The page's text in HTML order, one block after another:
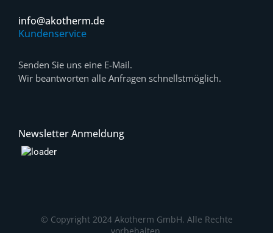
info@akotherm.de
Kundenservice
Senden Sie uns eine E-Mail.
Wir beantworten alle Anfragen schnellstmöglich.
Newsletter Anmeldung
© Copyright 2024 Akotherm GmbH. Alle Rechte